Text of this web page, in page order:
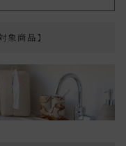
商品】